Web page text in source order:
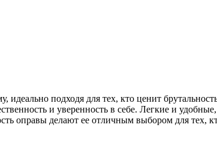
идеально подходя для тех, кто ценит
и уверенность в себе. Легкие и
оправы делают ее отличным выбором для тех,